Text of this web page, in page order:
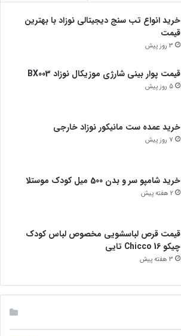
خرید انواع تب سنج دیجیتالی نوزاد با بهترین
قیمت
3 روز پیش
قیمت پوار بینی شارژی موزیکال نوزاد BX003
5 روز پیش
خرید عمده ست مانیکور نوزاد خارجی
7 روز پیش
خرید شامپو سر و بدن 500 میل کودک موستلا
2 هفته پیش
قیمت قرص لباسشویی مخصوص لباس کودک
چیکو Chicco 16 تایی
3 هفته پیش